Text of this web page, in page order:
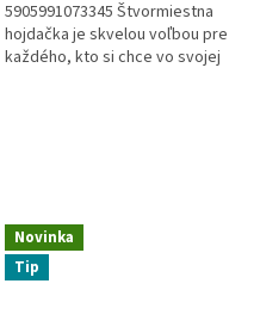
5905991073345 Štvormiestna
hojdačka je skvelou voľbou pre
každého, kto si chce vo svojej
Novinka
Tip